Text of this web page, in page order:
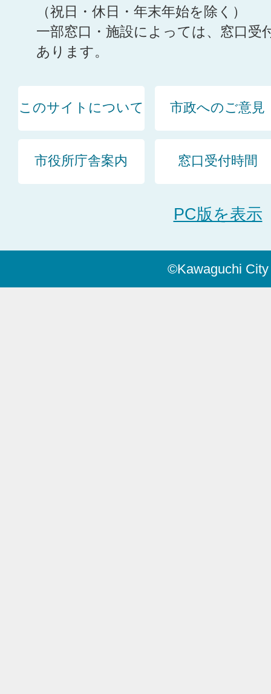
（祝日・休日・年末年始を除く）
一部窓口・施設によっては、窓口受
あります。
このサイトについて 市政へのご意見
市役所庁舎案内 窓口受付時間
PC版を表示
©Kawaguchi City